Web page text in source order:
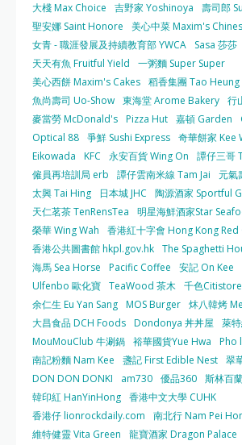
大棧 Max Choice
吉野家 Yoshinoya
壽司郎
聖安娜 Saint Honore
美心中菜 Maxim's
女青 - 職涯發展及持續教育部 YWCA
Sasa 莎莎
天天有魚 Fruitful Yield
一粥麵 Super Super
美心西餅 Maxim's Cakes 稻香集團 Tao Heung
魚尚壽司 Uo-Show 東海堂 Arome Bakery 行
麥當勞 McDonald's Pizza Hut 嘉頓 Garden
Optical 88 爭鮮 Sushi Express 奇華餅家 Kee
Eikowada
KFC 永安百貨 Wing On
譚仔三哥
僱員再培訓局 erb
譚仔雲南米線 Tam Jai
元氣
太興 Tai Hing
日本城 JHC
陶源酒家 Sportful
天仁茗茶 TenRensTea
明星海鮮酒家Star
榮華 Wing Wah
香港紅十字會 Hong Kong Red
香港公共圖書館 hkpl.gov.hk The Spaghetti
海馬 Sea Horse
Pacific Coffee 安記 On Kee
Ulfenbo 歐化寶 TeaWood 茶木 千色Citistore
余仁生 Eu Yan Sang MOS Burger 炑八韓烤
大昌食品 DCH Foods Dondonya 丼丼屋
萊
MouMouClub 牛涮鍋 裕華國貨Yue Hwa
Pho
南記粉麵 Nam Kee
盞記 First Edible Nest 翠
DON DON DONKI
am730 優品360 斯林百
韓印紅 HanYinHong 香港中文大學 CUHK
香港仔 lionrockdaily.com
南北行 Nam Pei
維特健靈 Vita Green
龍寶酒家 Dragon Palace